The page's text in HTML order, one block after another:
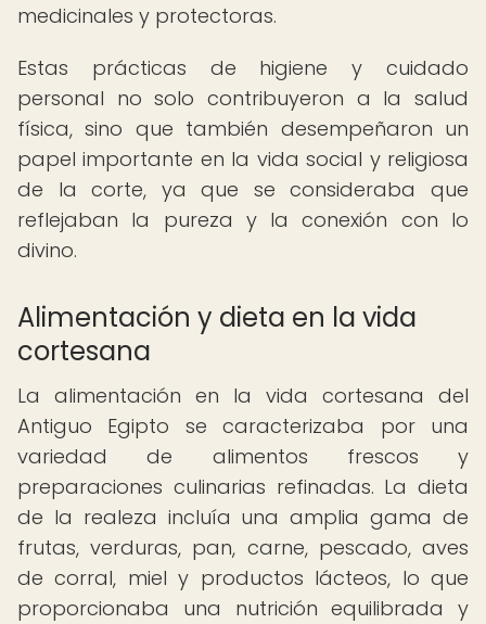
medicinales y protectoras.
Estas prácticas de higiene y cuidado
personal no solo contribuyeron a la salud
física, sino que también desempeñaron un
papel importante en la vida social y religiosa
de la corte, ya que se consideraba que
reflejaban la pureza y la conexión con lo
divino.
Alimentación y dieta en la vida
cortesana
La alimentación en la vida cortesana del
Antiguo Egipto se caracterizaba por una
variedad de alimentos frescos y
preparaciones culinarias refinadas. La dieta
de la realeza incluía una amplia gama de
frutas, verduras, pan, carne, pescado, aves
de corral, miel y productos lácteos, lo que
proporcionaba una nutrición equilibrada y